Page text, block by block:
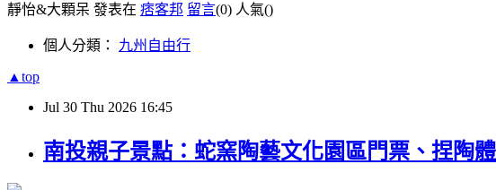
靜怡&大顆呆 發表在 痞客邦 留言(0) 人氣()
個人分類： 九州自由行
▲top
Jul 30 Thu 2026 16:45
南投親子景點：蛇窯陶藝文化園區門票、捏陶